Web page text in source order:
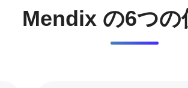
Mendix の6つの